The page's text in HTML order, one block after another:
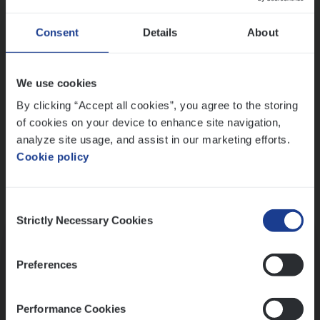
Consent Details About
We use cookies
By clicking “Accept all cookies”, you agree to the storing
of cookies on your device to enhance site navigation,
analyze site usage, and assist in our marketing efforts.
Cookie policy
Selection
Strictly Necessary Cookies
Preferences
Performance Cookies
Ons sollicitatieproces